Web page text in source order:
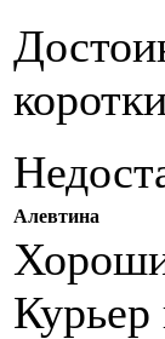
Алевтина
Курьер